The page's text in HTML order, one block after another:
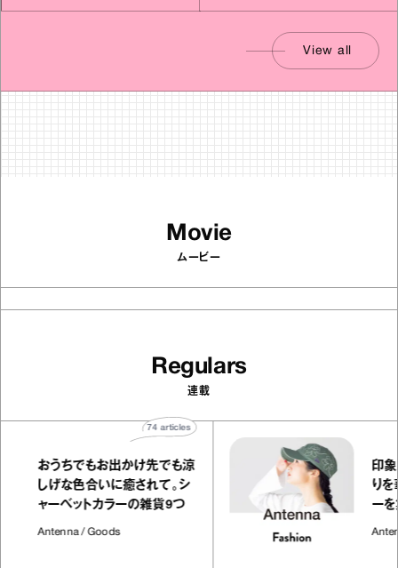
View all
Movie
ムービー
Regulars
連載
おうちでもお出かけ先でも涼
しげな色合いに癒されて。シ
ャーベットカラーの雑貨9つ
Antenna / Goods
74articles